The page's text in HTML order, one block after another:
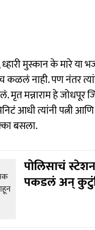
मुस्कान के मारे
नाही. पण नंतर
मृत मन्नाराम हे
आधी त्यांनी पत्नी
बसला.
पोलिसाचं
पकडलं अन्